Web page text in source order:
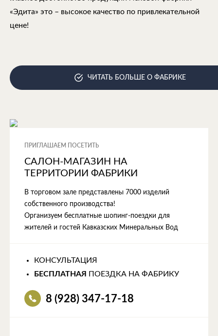
«Эдита» это – высокое качество по привлекательной
цене!
ЧИТАТЬ БОЛЬШЕ О ФАБРИКЕ
ПРИГЛАШАЕМ ПОСЕТИТЬ
САЛОН-МАГАЗИН НА
ТЕРРИТОРИИ ФАБРИКИ
В торговом зале представлены 7000 изделий
собственного производства!
Организуем бесплатные шопинг-поездки для
жителей и гостей Кавказских Минеральных Вод
КОНСУЛЬТАЦИЯ
БЕСПЛАТНАЯ
ПОЕЗДКА НА ФАБРИКУ
8 (928) 347-17-18